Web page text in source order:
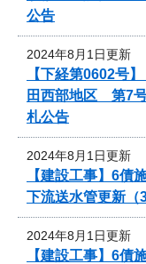
公告
2024年8月1日更新
【下経第0602号
田西部地区 第7
札公告
2024年8月1日更新
【建設工事】6
下流送水管更新（
2024年8月1日更新
【建設工事】6債